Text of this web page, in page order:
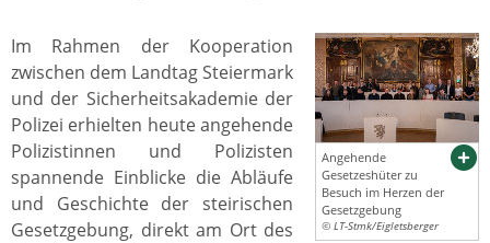
Angehende
Gesetzeshüter zu
Besuch im Herzen der
Gesetzgebung
© LT-Stmk/Eigletsberger
Im Rahmen der Kooperation
zwischen dem Landtag Steiermark
und der Sicherheitsakademie der
Polizei erhielten heute angehende
Polizistinnen und Polizisten
spannende Einblicke die Abläufe
und Geschichte der steirischen
Gesetzgebung, direkt am Ort des